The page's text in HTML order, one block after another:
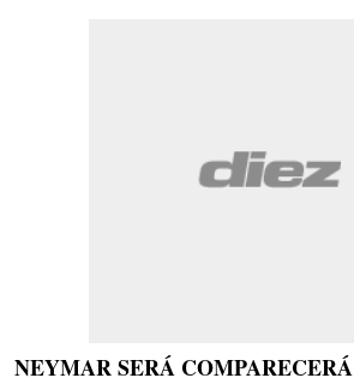
NEYMAR SERÁ COMPARECERÁ